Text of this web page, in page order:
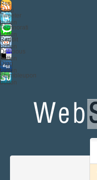
Rss
Feed
Tweeter
button
Technorati
button
Reddit
button
Delicious
button
Digg
button
Stumbleupon
button